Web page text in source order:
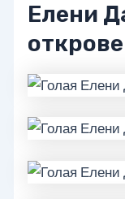
Елени